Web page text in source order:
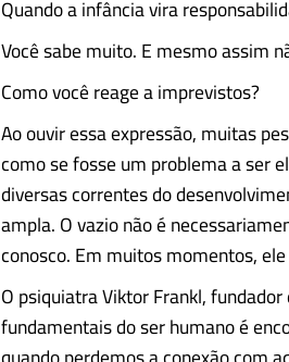
Quando a infância vira
Você sabe muito. E mesmo assim
Como você reage a imprevistos?
Ao ouvir essa expressão, muitas
como se fosse um problema a ser
diversas correntes do
ampla. O vazio não é
conosco. Em muitos momentos,
O psiquiatra Viktor Frankl,
fundamentais do ser humano é